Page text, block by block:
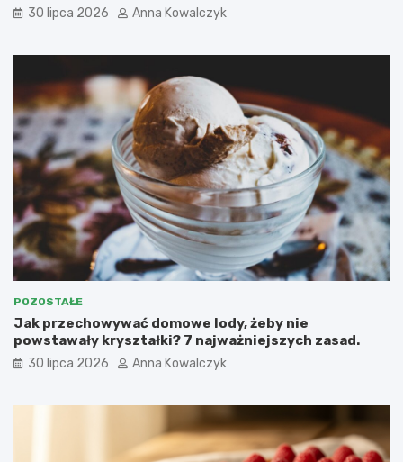
30 lipca 2026 Anna Kowalczyk
POZOSTAŁE
Jak przechowywać domowe lody, żeby nie
powstawały kryształki? 7 najważniejszych zasad.
30 lipca 2026 Anna Kowalczyk